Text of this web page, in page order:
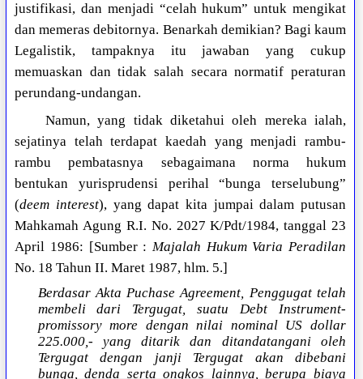
justifikasi, dan menjadi “celah hukum” untuk mengikat
dan memeras debitornya. Benarkah demikian? Bagi kaum
Legalistik, tampaknya itu jawaban yang cukup
memuaskan dan tidak salah secara normatif peraturan
perundang-undangan.
Namun, yang tidak diketahui oleh mereka ialah,
sejatinya telah terdapat kaedah yang menjadi rambu-
rambu pembatasnya sebagaimana norma hukum
bentukan yurisprudensi perihal “bunga terselubung”
(deem interest), yang dapat kita jumpai dalam putusan
Mahkamah Agung R.I. No. 2027 K/Pdt/1984, tanggal 23
April 1986: [Sumber : Majalah Hukum Varia Peradilan
No. 18 Tahun II. Maret 1987, hlm. 5.]
Berdasar Akta Puchase Agreement, Penggugat telah
membeli dari Tergugat, suatu Debt Instrument-
promissory more dengan nilai nominal US dollar
225.000,- yang ditarik dan ditandatangani oleh
Tergugat dengan janji Tergugat akan dibebani
bunga, denda serta ongkos lainnya, berupa biaya